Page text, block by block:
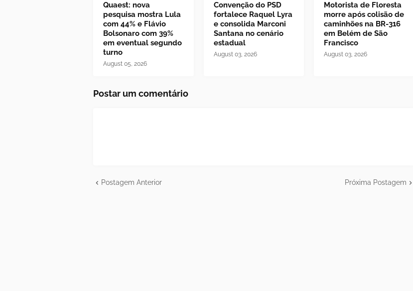
Quaest: nova
pesquisa mostra Lula
com 44% e Flávio
Bolsonaro com 39%
em eventual segundo
turno
August 05, 2026
Convenção do PSD
fortalece Raquel Lyra
e consolida Marconi
Santana no cenário
estadual
August 03, 2026
Motorista de Floresta
morre após colisão de
caminhões na BR-316
em Belém de São
Francisco
August 03, 2026
Postar um comentário
Postagem Anterior Próxima Postagem